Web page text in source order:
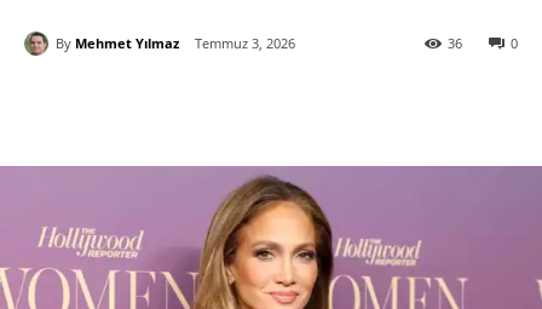
By Mehmet Yılmaz Temmuz 3, 2026 0
36